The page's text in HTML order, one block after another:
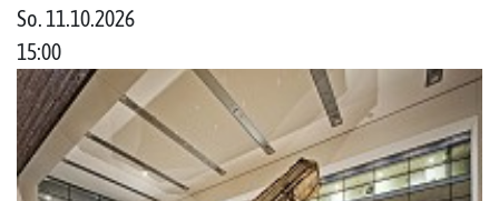
So. 11.10.2026
15:00